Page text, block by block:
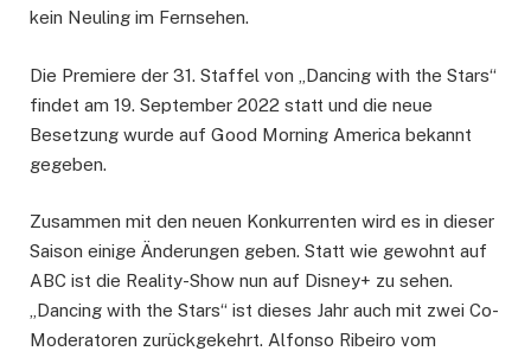
kein Neuling im Fernsehen.
Die Premiere der 31. Staffel von „Dancing with the Stars“
findet am 19. September 2022 statt und die neue
Besetzung wurde auf Good Morning America bekannt
gegeben.
Zusammen mit den neuen Konkurrenten wird es in dieser
Saison einige Änderungen geben. Statt wie gewohnt auf
ABC ist die Reality-Show nun auf Disney+ zu sehen.
„Dancing with the Stars“ ist dieses Jahr auch mit zwei Co-
Moderatoren zurückgekehrt. Alfonso Ribeiro vom